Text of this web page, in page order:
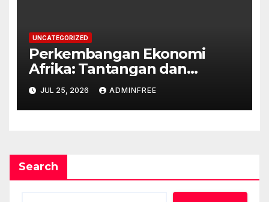
UNCATEGORIZED
Perkembangan Ekonomi
Afrika: Tantangan dan
Peluang
JUL 25, 2026 ADMINFREE
Search